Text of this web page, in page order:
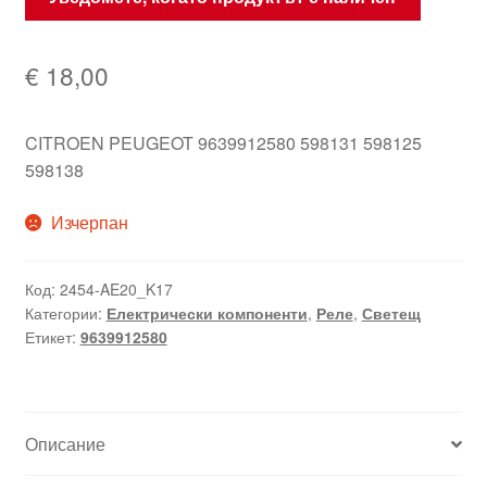
€ 18,00
CITROEN PEUGEOT 9639912580 598131 598125
598138
Изчерпан
Код: 2454-AE20_K17
Категории: Електрически компоненти, Реле, Светещ
Етикет: 9639912580
Описание